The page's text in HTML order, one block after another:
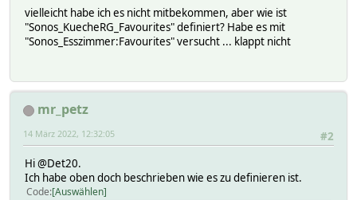
vielleicht habe ich es nicht mitbekommen, aber wie ist
"Sonos_KuecheRG_Favourites" definiert? Habe es mit
"Sonos_Esszimmer:Favourites" versucht ... klappt nicht
mr_petz
#2
14 März 2022, 12:32:05
Hi @Det20.
Ich habe oben doch beschrieben wie es zu definieren ist.
Code Auswählen